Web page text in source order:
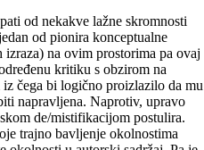
od nekakve lažne skromnosti
od pionira konceptualne
na ovim prostorima pa ovaj
kritiku s obzirom na
čega bi logično proizlazilo da mu
napravljena. Naprotiv, upravo
de/mistifikacijom postulira.
trajno bavljenje okolnostima